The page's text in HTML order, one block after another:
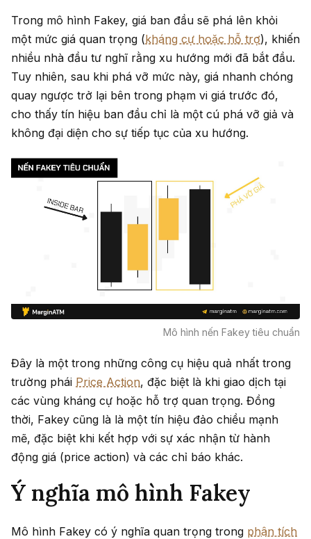
Trong mô hình Fakey, giá ban đầu sẽ phá lên khỏi
một mức giá quan trọng (kháng cự hoặc hỗ trợ), khiến
nhiều nhà đầu tư nghĩ rằng xu hướng mới đã bắt đầu.
Tuy nhiên, sau khi phá vỡ mức này, giá nhanh chóng
quay ngược trở lại bên trong phạm vi giá trước đó,
cho thấy tín hiệu ban đầu chỉ là một cú phá vỡ giả và
không đại diện cho sự tiếp tục của xu hướng.
Mô hình nến Fakey tiêu chuẩn
Đây là một trong những công cụ hiệu quả nhất trong
trường phái Price Action, đặc biệt là khi giao dịch tại
các vùng kháng cự hoặc hỗ trợ quan trọng. Đồng
thời, Fakey cũng là là một tín hiệu đảo chiều mạnh
mẽ, đặc biệt khi kết hợp với sự xác nhận từ hành
động giá (price action) và các chỉ báo khác.
Ý nghĩa mô hình Fakey
Mô hình Fakey có ý nghĩa quan trọng trong phân tích